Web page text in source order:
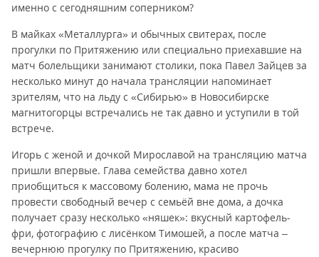
именно с сегодняшним соперником?
В майках «Металлурга» и обычных свитерах, после
прогулки по Притяжению или специально приехавшие на
матч болельщики занимают столики, пока Павел Зайцев за
несколько минут до начала трансляции напоминает
зрителям, что на льду с «Сибирью» в Новосибирске
магнитогорцы встречались не так давно и уступили в той
встрече.
Игорь с женой и дочкой Мирославой на трансляцию матча
пришли впервые. Глава семейства давно хотел
приобщиться к массовому болению, мама не прочь
провести свободный вечер с семьёй вне дома, а дочка
получает сразу несколько «няшек»: вкусный картофель-
фри, фотографию с лисёнком Тимошей, а после матча –
вечернюю прогулку по Притяжению, красиво